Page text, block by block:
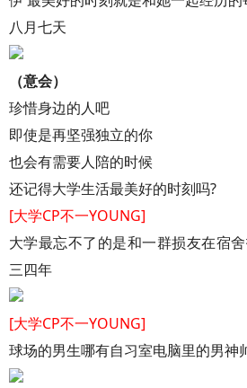
八月七天
（意会）
珍惜身边的人吧
即使是再坚强独立的你
也会有需要人陪的时候
还记得大学生活最美好的时刻吗?
[大学CP不一YOUNG]
大学最忘不了的是和一群损友在宿
三四年
[大学CP不一YOUNG]
球场的男生哪有自习室电脑里的男神